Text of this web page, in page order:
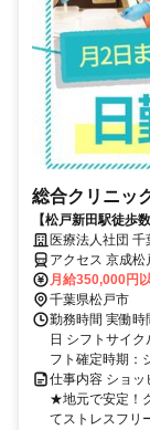
総合クリニッ
【松戸新田駅徒歩
なし・日勤のみ★
医療法人社団
アクセス 京成
口徒歩約6分、
新田駅」より徒
月給350,000円
千葉県松戸市
勤務時間 実働
日 シフトサイ
フト確定時期：
仕事内容 ショ
★地元で安定！
てストレスフリ